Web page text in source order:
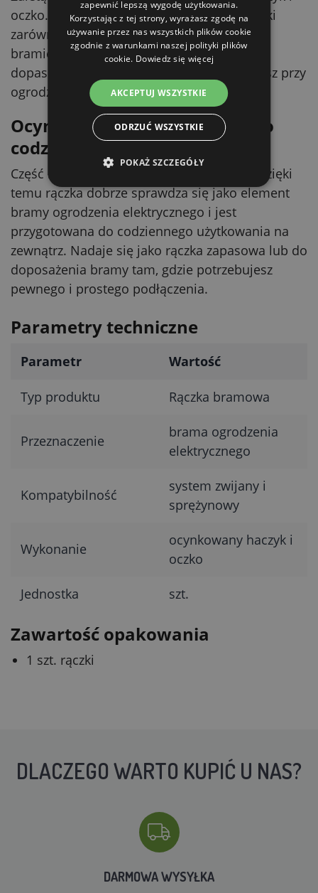
oczko. Takie mocowanie pozwala użyć rączki
zarówno w systemie bramy zwijanej, jak i w
bramie sprężynowej. W praktyce łatwo
dopasujesz ją do rozwiązania, które już masz przy
ogrodzeniu, bez przeróbek.
Ocynkowany haczyk i oczko do
codziennego użytku
Część łącząca to haczyk i oczko z ocynku. Dzięki
temu rączka dobrze sprawdza się jako element
bramy ogrodzenia elektrycznego i jest
przygotowana do codziennego użytkowania na
zewnątrz. Nadaje się jako rączka zapasowa lub do
doposażenia bramy tam, gdzie potrzebujesz
pewnego i prostego podłączenia.
Parametry techniczne
Parametr Wartość
Typ produktu Rączka bramowa
Przeznaczenie
brama ogrodzenia
elektrycznego
Kompatybilność
system zwijany i
sprężynowy
Wykonanie
ocynkowany haczyk i
oczko
Jednostka szt.
Zawartość opakowania
1 szt. rączki
DLACZEGO WARTO KUPIĆ U NAS?
DARMOWA WYSYŁKA
zapewnić lepszą wygodę użytkowania.
Korzystając z tej strony, wyrażasz zgodę na
używanie przez nas wszystkich plików cookie
zgodnie z warunkami naszej polityki plików
cookie. Dowiedz się więcej
AKCEPTUJ WSZYSTKIE
ODRZUĆ WSZYSTKIE
POKAŻ SZCZEGÓŁY